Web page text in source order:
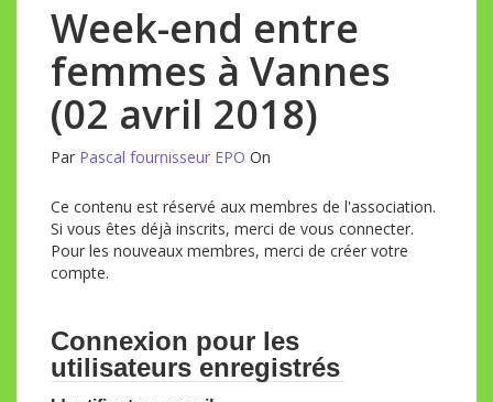
Week-end entre
femmes à Vannes
(02 avril 2018)
Par Pascal fournisseur EPO On
Ce contenu est réservé aux membres de l'association.
Si vous êtes déjà inscrits, merci de vous connecter.
Pour les nouveaux membres, merci de créer votre
compte.
Connexion pour les
utilisateurs enregistrés